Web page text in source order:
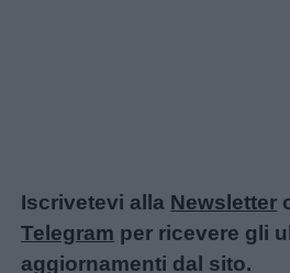
Iscrivetevi alla Newsletter
Telegram per ricevere gli
aggiornamenti dal sito.